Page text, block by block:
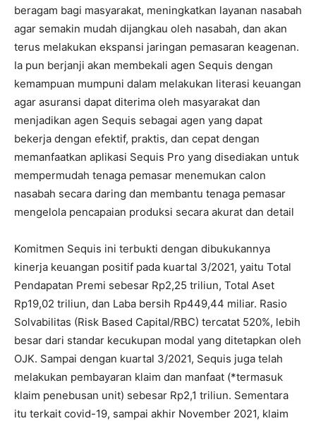
beragam bagi masyarakat, meningkatkan layanan nasabah
agar semakin mudah dijangkau oleh nasabah, dan akan
terus melakukan ekspansi jaringan pemasaran keagenan.
Ia pun berjanji akan membekali agen Sequis dengan
kemampuan mumpuni dalam melakukan literasi keuangan
agar asuransi dapat diterima oleh masyarakat dan
menjadikan agen Sequis sebagai agen yang dapat
bekerja dengan efektif, praktis, dan cepat dengan
memanfaatkan aplikasi Sequis Pro yang disediakan untuk
mempermudah tenaga pemasar menemukan calon
nasabah secara daring dan membantu tenaga pemasar
mengelola pencapaian produksi secara akurat dan detail
Komitmen Sequis ini terbukti dengan dibukukannya
kinerja keuangan positif pada kuartal 3/2021, yaitu Total
Pendapatan Premi sebesar Rp2,25 triliun, Total Aset
Rp19,02 triliun, dan Laba bersih Rp449,44 miliar. Rasio
Solvabilitas (Risk Based Capital/RBC) tercatat 520%, lebih
besar dari standar kecukupan modal yang ditetapkan oleh
OJK. Sampai dengan kuartal 3/2021, Sequis juga telah
melakukan pembayaran klaim dan manfaat (*termasuk
klaim penebusan unit) sebesar Rp2,1 triliun. Sementara
itu terkait covid-19, sampai akhir November 2021, klaim